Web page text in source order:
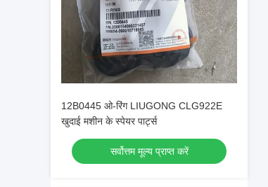
12B0445 ओ-रिंग LIUGONG CLG922E
खुदाई मशीन के स्पेयर पार्ट्स
सर्वोत्तम मूल्य प्राप्त करें